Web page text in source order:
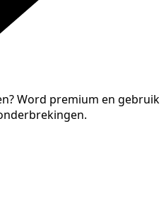
Word premium en gebruik